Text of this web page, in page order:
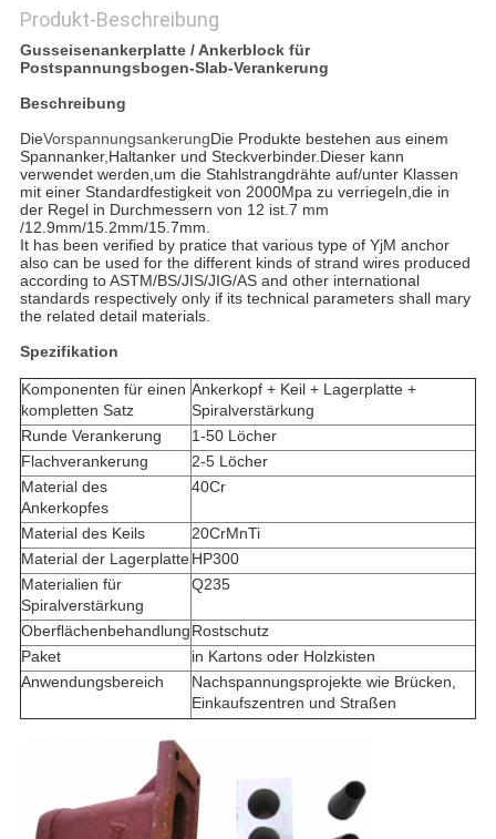
Produkt-Beschreibung
Gusseisenankerplatte / Ankerblock für
Postspannungsbogen-Slab-Verankerung
Beschreibung
DieVorspannungsankerungDie Produkte bestehen aus einem
Spannanker,Haltanker und Steckverbinder.Dieser kann
verwendet werden,um die Stahlstrangdrähte auf/unter Klassen
mit einer Standardfestigkeit von 2000Mpa zu verriegeln,die in
der Regel in Durchmessern von 12 ist.7 mm
/12.9mm/15.2mm/15.7mm.
It has been verified by pratice that various type of YjM anchor
also can be used for the different kinds of strand wires produced
according to ASTM/BS/JIS/JIG/AS and other international
standards respectively only if its technical parameters shall mary
the related detail materials.
Spezifikation
Komponenten für einen
kompletten Satz
Ankerkopf + Keil + Lagerplatte +
Spiralverstärkung
Runde Verankerung
1-50 Löcher
Flachverankerung
2-5 Löcher
Material des
Ankerkopfes
40Cr
Material des Keils
20CrMnTi
Material der LagerplatteHP300
Materialien für
Spiralverstärkung
Q235
OberflächenbehandlungRostschutz
Paket
in Kartons oder Holzkisten
Anwendungsbereich
Nachspannungsprojekte wie Brücken,
Einkaufszentren und Straßen